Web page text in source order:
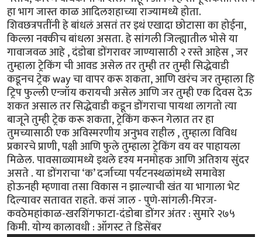
हा भाग जास्त काळ आदिलशहाच्या राज्यामध्ये होता.
शिवछत्रपतींनी हे बांधलं असतं तर इथं एखादा छोटासा का होईना,
किल्ला नक्कीच बांधला असता. हे सांगली जिल्ह्यातील भोसे या
गावाजवळ आहे , दंडोबा डोंगरावर जाण्यासाठी २ रस्ते आहेस , जर
तुम्हाला ट्रेकिंग ची आवड असेल तर तुम्ही तर तुम्ही सिद्धेवाडी
कडूनच ट्रेक way चा वापर करू शकता, आणि खरंच जर तुम्हाला हि
ट्रिप फुल्ली एन्जॉय करायची असेल आणि जर तुम्ही एक दिवस देऊ
शकत असाल तर सिद्धेवाडी कडून डोंगराचा पायथा लागतो त्या
बाजूने तुम्ही ट्रेक करू शकता, ट्रेकिंग करून गेलात तर हा
तुमच्यासाठी एक अविस्मरणीय अनुभव राहील , तुम्हाला विविध
प्रकारचे प्राणी, पक्षी आणि फुले तुम्हाला ट्रेकिंग वय वर पाहायला
मिळेल. पावसाळ्यामध्ये इथले दृश्य मनमोहक आणि अतिशय सुंदर
असते . या डोंगराचा ‘क’ दर्जाच्या पर्यटनस्थळांमध्ये समावेश
होऊनही म्हणावा तसा विकास न झाल्याची खंत या भागाला भेट
दिल्यावर सतावत राहते. कसं जाल - पुणे-सांगली-मिरज-
कवठेमहांकाळ-खरशिंगफाटा-दंडोबा डोंगर अंतर : सुमारे २७५
किमी. योग्य कालावधी : ऑगस्ट ते डिसेंबर